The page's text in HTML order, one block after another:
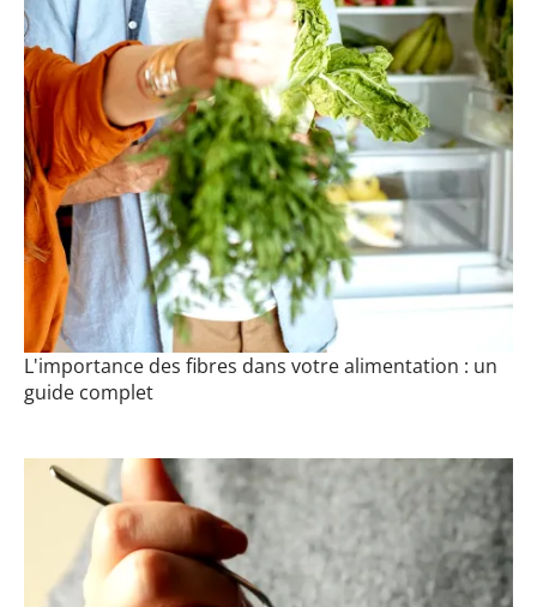
L'importance des fibres dans votre alimentation : un
guide complet